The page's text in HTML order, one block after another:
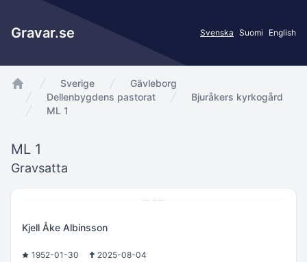
Gravar.se Svenska Suomi English
app.Start
Sverige
Gävleborg
Dellenbygdens pastorat
Bjuråkers kyrkogård
ML 1
ML 1
Gravsatta
Kjell Åke Albinsson
1952-01-30
2025-08-04